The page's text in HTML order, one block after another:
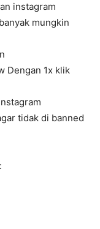
instagram
mungkin
Dengan 1x klik
tidak di banned